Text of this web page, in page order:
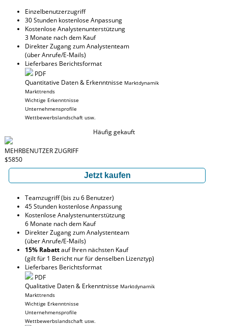
Einzelbenutzerzugriff
30 Stunden kostenlose Anpassung
Kostenlose Analystenunterstützung
3 Monate nach dem Kauf
Direkter Zugang zum Analystenteam
(über Anrufe/E-Mails)
Lieferbares Berichtsformat
PDF
Quantitative Daten & Erkenntnisse Marktdynamik
Markttrends
Wichtige Erkenntnisse
Unternehmensprofile
Wettbewerbslandschaft usw.
Häufig gekauft
MEHRBENUTZER ZUGRIFF
$5850
Jetzt kaufen
Teamzugriff (bis zu 6 Benutzer)
45 Stunden kostenlose Anpassung
Kostenlose Analystenunterstützung
6 Monate nach dem Kauf
Direkter Zugang zum Analystenteam
(über Anrufe/E-Mails)
15% Rabattauf Ihren nächsten Kauf
(gilt für 1 Bericht nur für denselben Lizenztyp)
Lieferbares Berichtsformat
PDF
Qualitative Daten & Erkenntnisse Marktdynamik
Markttrends
Wichtige Erkenntnisse
Unternehmensprofile
Wettbewerbslandschaft usw.